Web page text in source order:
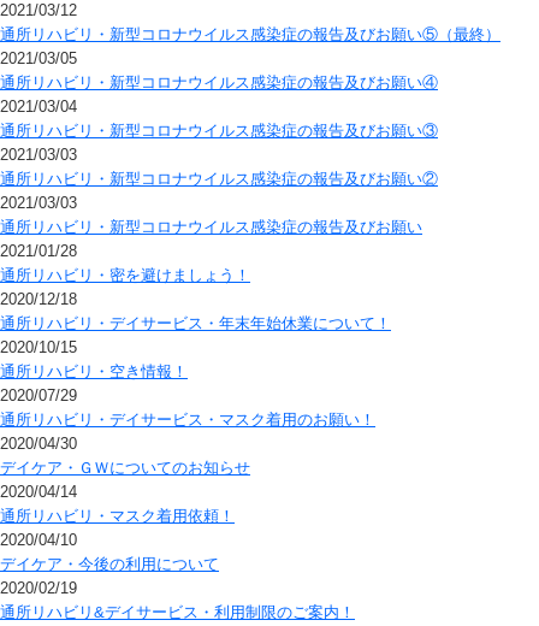
2021/03/12
通所リハビリ・新型コロナウイルス感染症の報告及びお願い⑤（最終）
2021/03/05
通所リハビリ・新型コロナウイルス感染症の報告及びお願い④
2021/03/04
通所リハビリ・新型コロナウイルス感染症の報告及びお願い③
2021/03/03
通所リハビリ・新型コロナウイルス感染症の報告及びお願い②
2021/03/03
通所リハビリ・新型コロナウイルス感染症の報告及びお願い
2021/01/28
通所リハビリ・密を避けましょう！
2020/12/18
通所リハビリ・デイサービス・年末年始休業について！
2020/10/15
通所リハビリ・空き情報！
2020/07/29
通所リハビリ・デイサービス・マスク着用のお願い！
2020/04/30
デイケア・ＧＷについてのお知らせ
2020/04/14
通所リハビリ・マスク着用依頼！
2020/04/10
デイケア・今後の利用について
2020/02/19
通所リハビリ&デイサービス・利用制限のご案内！